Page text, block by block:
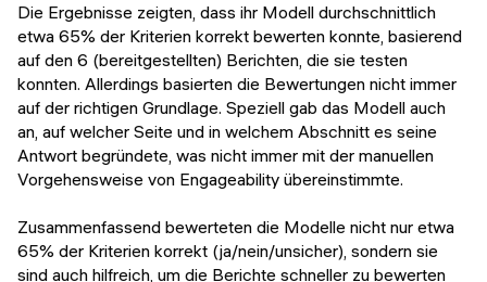
Die Ergebnisse zeigten, dass ihr Modell durchschnittlich
etwa 65% der Kriterien korrekt bewerten konnte, basierend
auf den 6 (bereitgestellten) Berichten, die sie testen
konnten. Allerdings basierten die Bewertungen nicht immer
auf der richtigen Grundlage. Speziell gab das Modell auch
an, auf welcher Seite und in welchem Abschnitt es seine
Antwort begründete, was nicht immer mit der manuellen
Vorgehensweise von Engageability übereinstimmte.
Zusammenfassend bewerteten die Modelle nicht nur etwa
65% der Kriterien korrekt (ja/nein/unsicher), sondern sie
sind auch hilfreich, um die Berichte schneller zu bewerten